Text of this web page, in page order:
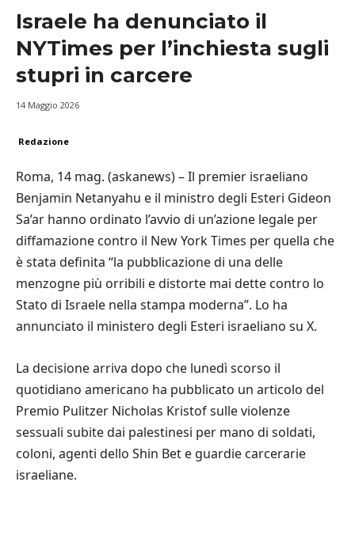
Israele ha denunciato il
NYTimes per l’inchiesta sugli
stupri in carcere
14 Maggio 2026
Redazione
Roma, 14 mag. (askanews) – Il premier israeliano
Benjamin Netanyahu e il ministro degli Esteri Gideon
Sa’ar hanno ordinato l’avvio di un’azione legale per
diffamazione contro il New York Times per quella che
è stata definita “la pubblicazione di una delle
menzogne più orribili e distorte mai dette contro lo
Stato di Israele nella stampa moderna”. Lo ha
annunciato il ministero degli Esteri israeliano su X.
La decisione arriva dopo che lunedì scorso il
quotidiano americano ha pubblicato un articolo del
Premio Pulitzer Nicholas Kristof sulle violenze
sessuali subite dai palestinesi per mano di soldati,
coloni, agenti dello Shin Bet e guardie carcerarie
israeliane.